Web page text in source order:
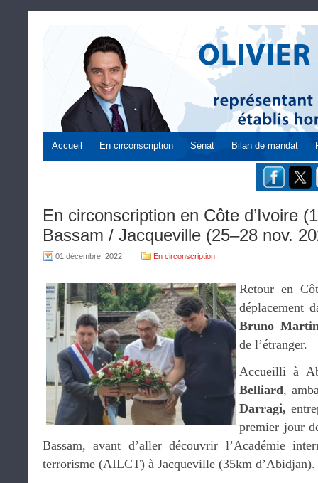
Accueil En circonscription Sénat Bilan de mandat
En circonscription en Côte d’Ivoire
Bassam / Jacqueville (25–28 nov.
01 décembre, 2022 En circonscription
Retour en
déplacement
Bruno
de l’étranger.
Accueilli à
Belliard,
Darragi,
premier jour
Bassam, avant d’aller découvrir l’Académie
terrorisme (AILCT) à Jacqueville (35km d’Abidjan).